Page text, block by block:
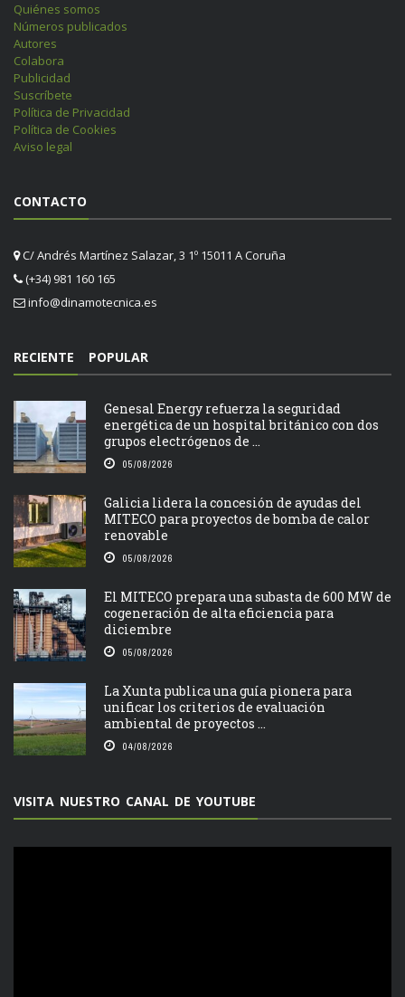
Quiénes somos
Números publicados
Autores
Colabora
Publicidad
Suscríbete
Política de Privacidad
Política de Cookies
Aviso legal
CONTACTO
C/ Andrés Martínez Salazar, 3 1º 15011 A Coruña
(+34) 981 160 165
info@dinamotecnica.es
RECIENTE POPULAR
Genesal Energy refuerza la seguridad
energética de un hospital británico con dos
grupos electrógenos de ...
05/08/2026
Galicia lidera la concesión de ayudas del
MITECO para proyectos de bomba de calor
renovable
05/08/2026
El MITECO prepara una subasta de 600 MW de
cogeneración de alta eficiencia para
diciembre
05/08/2026
La Xunta publica una guía pionera para
unificar los criterios de evaluación
ambiental de proyectos ...
04/08/2026
VISITA NUESTRO CANAL DE YOUTUBE